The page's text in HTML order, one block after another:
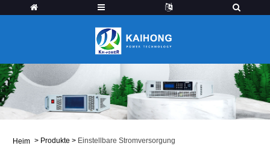
Heim > Produkte > Einstellbare Stromversorgung